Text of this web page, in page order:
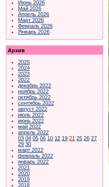
Июнь 2026
Май 2026
Апрель 2026
Март 2026
Февраль 2026
Январь 2026
Архив
2025
2024
2023
2022
декабрь 2022
ноябрь 2022
октябрь 2022
сентябрь 2022
август 2022
июль 2022
июнь 2022
май 2022
апрель 2022
03 04 05 06 10 12 19 21 25 26 27
29 30
март 2022
февраль 2022
январь 2022
2021
2020
2019
2018